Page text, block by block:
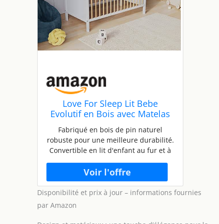
Love For Sleep Lit Bebe
Evolutif en Bois avec Matelas
en Mousse Aloe Vera
120x60cm,Lit pour Bebe Pin-
Blanc,Transformable en lit
Enfant
Fabriqué en bois de pin naturel
robuste pour une meilleure durabilité.
Convertible en lit d'enfant au fur et à
trois positions de la base permettent
un accès plus facile et plus sûr à votre
bébé. Le matelas Aloe Vera garantit un
mousse moyennement ferme, ce
Disponibilité et prix à jour – informations fournies
par Amazon